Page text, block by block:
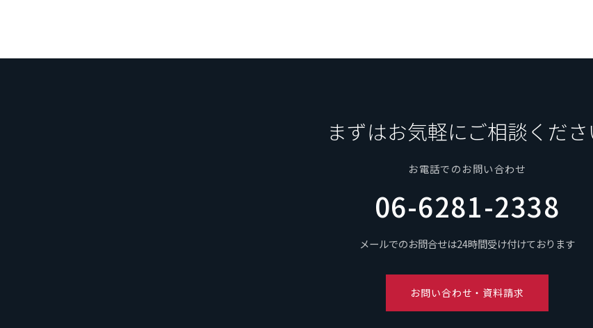
まずはお気軽にご相談くださ
お電話でのお問い合わせ
06-6281-2338
メールでのお問合せは24時間受け付けております
お問い合わせ・資料請求